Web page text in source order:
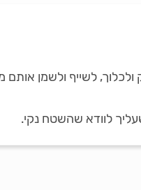
לשייף ולשמן אותם
לוודא שהשטח נקי.